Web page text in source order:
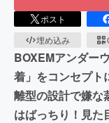
ポスト
埋め込み
BOXEMアンダー
着」をコンセプト
離型の設計で嫌な
はばっちり！見た